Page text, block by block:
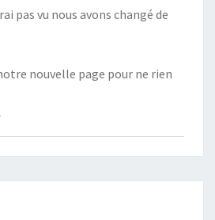
pas vu nous avons changé de
nouvelle page pour ne rien